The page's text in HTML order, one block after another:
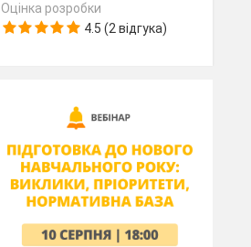
Оцінка розробки
4.5 (2 відгука)